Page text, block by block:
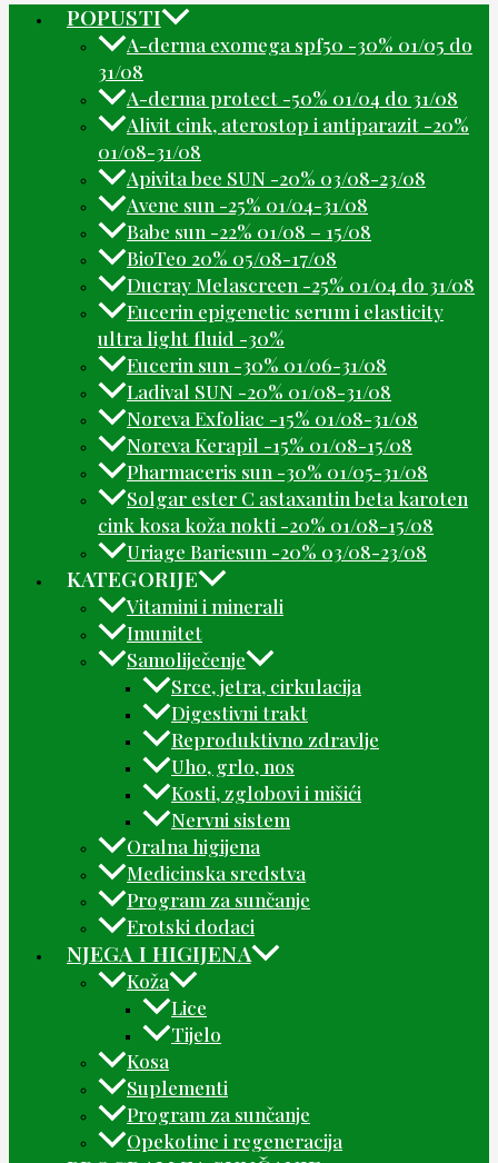
POPUSTI
A-derma exomega spf50 -30% 01/05 do
31/08
A-derma protect -50% 01/04 do 31/08
Alivit cink, aterostop i antiparazit -20%
01/08-31/08
Apivita bee SUN -20% 03/08-23/08
Avene sun -25% 01/04-31/08
Babe sun -22% 01/08 – 15/08
BioTeo 20% 05/08-17/08
Ducray Melascreen -25% 01/04 do 31/08
Eucerin epigenetic serum i elasticity
ultra light fluid -30%
Eucerin sun -30% 01/06-31/08
Ladival SUN -20% 01/08-31/08
Noreva Exfoliac -15% 01/08-31/08
Noreva Kerapil -15% 01/08-15/08
Pharmaceris sun -30% 01/05-31/08
Solgar ester C astaxantin beta karoten
cink kosa koža nokti -20% 01/08-15/08
Uriage Bariesun -20% 03/08-23/08
KATEGORIJE
Vitamini i minerali
Imunitet
Samoliječenje
Srce, jetra, cirkulacija
Digestivni trakt
Reproduktivno zdravlje
Uho, grlo, nos
Kosti, zglobovi i mišići
Nervni sistem
Oralna higijena
Medicinska sredstva
Program za sunčanje
Erotski dodaci
NJEGA I HIGIJENA
Koža
Lice
Tijelo
Kosa
Suplementi
Program za sunčanje
Opekotine i regeneracija